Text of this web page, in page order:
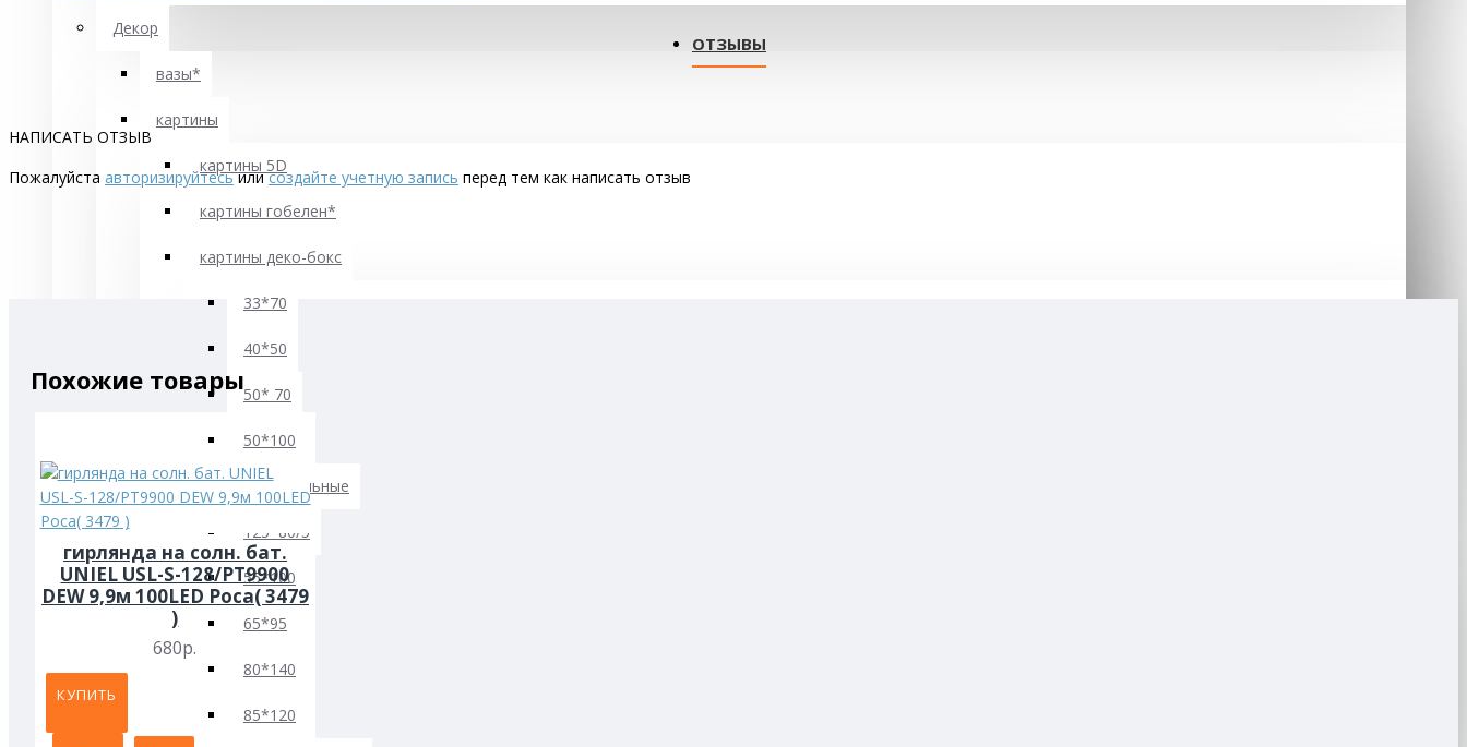
Декор
вазы*
картины
картины 5D
картины гобелен*
картины деко-бокс
33*70
40*50
50* 70
50*100
картины модульные
125*80/5
55*100
65*95
80*140
85*120
ОТЗЫВЫ
НАПИСАТЬ ОТЗЫВ
Пожалуйста авторизируйтесьилисоздайте учетную запись перед тем как написать отзыв
Похожие товары
гирлянда на солн. бат.
UNIEL USL-S-128/PT9900
DEW 9,9м 100LED Роса( 3479
)
680р.
КУПИТЬ